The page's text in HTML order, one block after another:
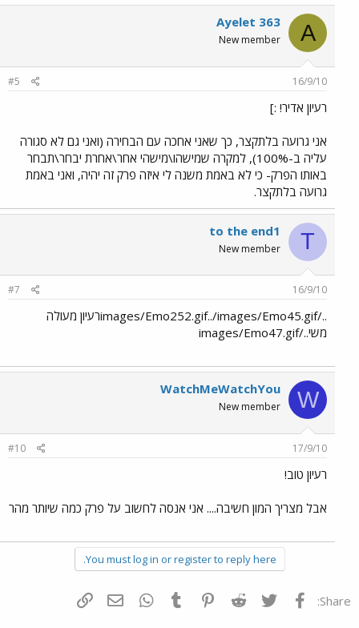
A
Ayelet 363
New member
16/9/10
#5
רעיון אדיר! :]
אני גרועה בלתקצר, כך שאני אחכה עם הבחירה (ואני גם לא סגורה
עליה ב-100%), למקרה שמישהו\מישהי אחר\אחרת יבחר\תבחר
באותו הפרק- כי לא באמת משנה לי איזה פרק זה יהיה, ואני באמת
גרועה בלתקצר.
T
to the end1
New member
16/9/10
#7
../images/Emo252.gif../images/Emo45.gifרעיון מעולה
משי../images/Emo47.gif
W
WatchMeWatchYou
New member
17/9/10
#10
רעיון טוב!
אבל מצריך המון חשיבה.... אני אנסה לחשוב על פרק כמה שיותר מהר
You must log in or register to reply here.
Share: פייסבוק Twitter
Reddit
Pinterest
Tumblr
WhatsAppדואר אלקטרוני